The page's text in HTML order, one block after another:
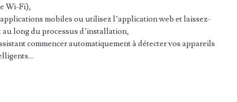
Wi-Fi),
mobiles ou utilisez l’application web et laissez-
long du processus d’installation,
commencer automatiquement à détecter vos appareils